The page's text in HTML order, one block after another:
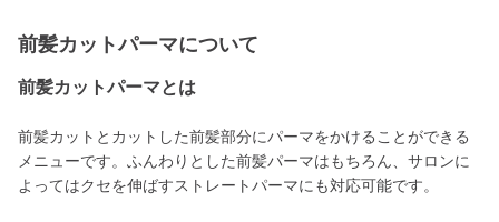
前髪カットパーマについて
前髪カットパーマとは
前髪カットとカットした前髪部分にパーマをかけることができる
メニューです。ふんわりとした前髪パーマはもちろん、サロンに
よってはクセを伸ばすストレートパーマにも対応可能です。